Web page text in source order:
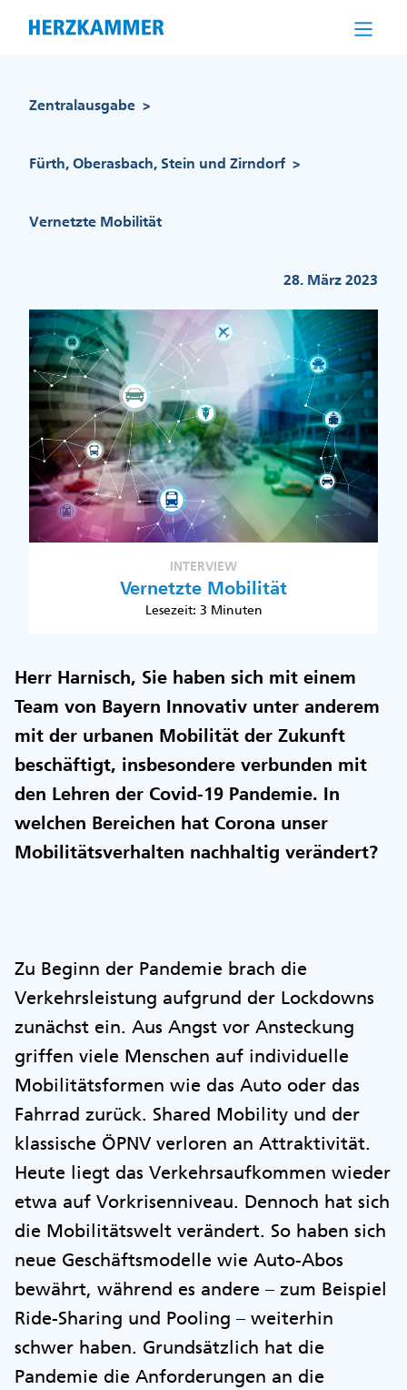
Zentralausgabe >
Fürth, Oberasbach, Stein und Zirndorf >
Vernetzte Mobilität
28. März 2023
INTERVIEW
Vernetzte Mobilität
Lesezeit: 3 Minuten
Herr Harnisch, Sie haben sich mit einem
Team von Bayern Innovativ unter anderem
mit der urbanen Mobilität der Zukunft
beschäftigt, insbesondere verbunden mit
den Lehren der Covid-19 Pandemie. In
welchen Bereichen hat Corona unser
Mobilitätsverhalten nachhaltig verändert?
Zu Beginn der Pandemie brach die
Verkehrsleistung aufgrund der Lockdowns
zunächst ein. Aus Angst vor Ansteckung
griffen viele Menschen auf individuelle
Mobilitätsformen wie das Auto oder das
Fahrrad zurück. Shared Mobility und der
klassische ÖPNV verloren an Attraktivität.
Heute liegt das Verkehrsaufkommen wieder
etwa auf Vorkrisenniveau. Dennoch hat sich
die Mobilitätswelt verändert. So haben sich
neue Geschäftsmodelle wie Auto-Abos
bewährt, während es andere – zum Beispiel
Ride-Sharing und Pooling – weiterhin
schwer haben. Grundsätzlich hat die
Pandemie die Anforderungen an die